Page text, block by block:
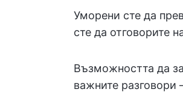
Уморени сте да
сте да отговорите
Възможността да
важните разговори